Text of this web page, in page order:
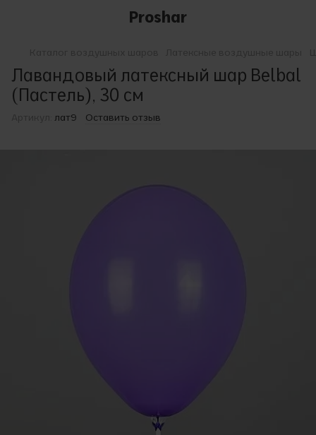
Proshar
Лавандовый латексный шар Belbal
(Пастель), 30 см
лат9 Оставить отзыв